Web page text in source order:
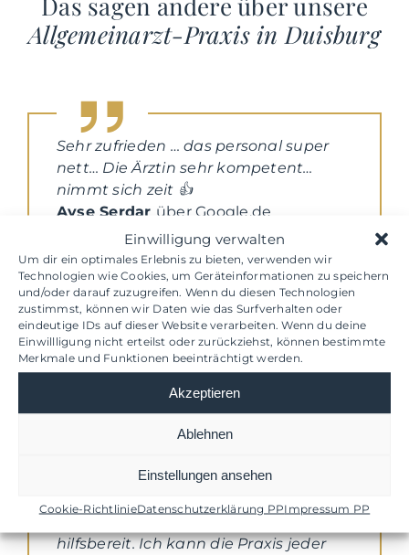
Einwilligung verwalten
Um dir ein optimales Erlebnis zu bieten, verwenden wir
Technologien wie Cookies, um Geräteinformationen zu speichern
und/oder darauf zuzugreifen. Wenn du diesen Technologien
zustimmst, können wir Daten wie das Surfverhalten oder
eindeutige IDs auf dieser Website verarbeiten. Wenn du deine
Einwillligung nicht erteilst oder zurückziehst, können bestimmte
Merkmale und Funktionen beeinträchtigt werden.
Akzeptieren
Ablehnen
Einstellungen ansehen
Cookie-RichtlinieDatenschutzerklärung PPImpressum PP
Allgemeinarzt-Praxis in Duisburg
Sehr zufrieden … das personal super
nett… Die Ärztin sehr kompetent…
nimmt sich zeit 👍
Ayse Serdar über Google.de
Durch die Empfehlung meiner
Schwester bin ich auf die Praxis
aufmerksam geworden. Ich bekomme
meine gewünschte und empfohlene
Eiseninfusion. Gerade im kalten
schützen. Ich bin über die Betreuung
zufrieden. Sie alle sind sehr nett und
hilfsbereit. Ich kann die Praxis jeder